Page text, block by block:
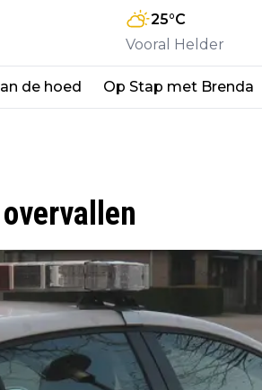
25°C
Vooral Helder
de hoed Op Stap met Brenda